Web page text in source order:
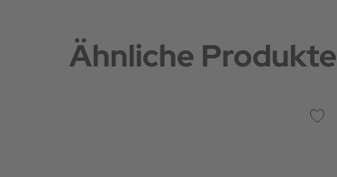
Ähnliche Produkte